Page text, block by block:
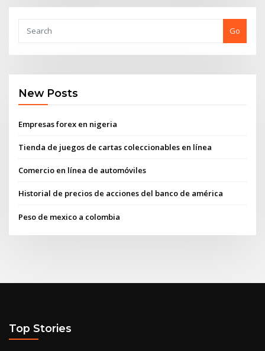
Go
New Posts
Empresas forex en nigeria
Tienda de juegos de cartas coleccionables en línea
Comercio en línea de automóviles
Historial de precios de acciones del banco de américa
Peso de mexico a colombia
Top Stories